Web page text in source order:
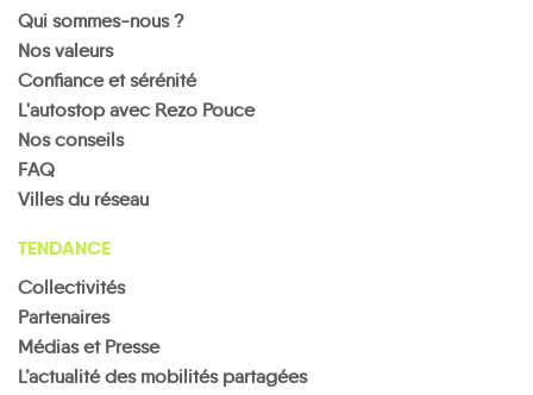
Qui sommes-nous ?
Nos valeurs
Confiance et sérénité
L'autostop avec Rezo Pouce
Nos conseils
FAQ
Villes du réseau
TENDANCE
Collectivités
Partenaires
Médias et Presse
L’actualité des mobilités partagées